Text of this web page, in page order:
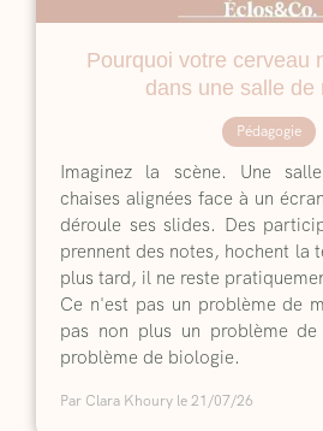
Pourquoi votre cerveau
dans une salle de
Pédagogie
Imaginez la scène. Une
chaises alignées face à un
déroule ses slides. Des
prennent des notes, hochent la
plus tard, il ne reste
Ce n'est pas un problème de
pas non plus un problème
problème de biologie.
Par Clara Khoury le 21/07/26